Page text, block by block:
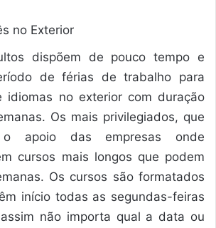
dispõem de pouco tempo e
de férias de trabalho para
idiomas no exterior com duração
Os mais privilegiados, que
apoio das empresas onde
cursos mais longos que podem
Os cursos são formatados
início todas as segundas-feiras
não importa qual a data ou